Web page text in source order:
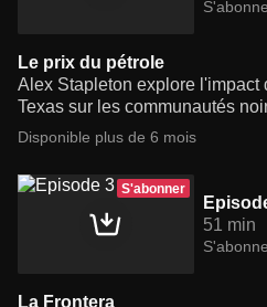
Le prix du pétrole
Alex Stapleton explore l'impact
Texas sur les communautés
Disponible plus de 6 mois
S'abonner
51 min
La Frontera